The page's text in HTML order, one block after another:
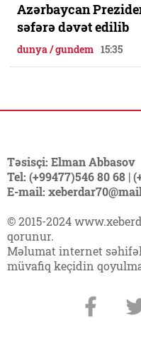
Azərbaycan
səfərə dəvət edilib
dunya / gundem 15:35
Təsisçi: Elman Abbasov
Tel: (+99477)546 80 68 |
E-mail:
© 2015-2024
qorunur.
Məlumat internet
müvafiq keçidin